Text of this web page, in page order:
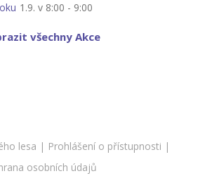
a odhlašování obědů
1.9. v 8:00 - 9:00
všechny Akce
lesa | Prohlášení o přístupnosti |
osobních údajů